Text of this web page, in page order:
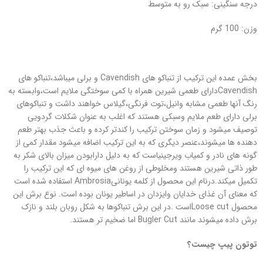
درجه سنگینی: سبک رو به متوسط
وزن: 100 گرم
بخش عمده این ترکیب از تنباکو های Cavendish و برلی میباشد،تنباکو های
Cavendishدارای طعمی شیرین همراه با کمی سوختگی ملایم است،وابسته به
رنگ آنها طعمی مشابه وانیل،توت فرنگی،گیلاس خواهند داشت و تنباکوهای
برلی دارای طعم ملایم وسبکی هستند که اغلب به عنوان شکلات گردویی
توصیف میشود و زمان سوختن ترکیب را کندتر کرده و باعث جذب بهتر طعم
دهنده ها میشوند،عنصر دیگری که به این ترکیب اضافه میشود مقدار کمی از
گونه های نادر و کمیاب ویرجینیاست که به دلیل دارابودن میزان بالای شکر به
طور ذاتی شیرین هستند ومخلوطی از روغن های میوه ای که این ترکیب را
تکمیل میکند.درنام این محصول از کلمه یونانیAmbrosia استفاده شده است
که معنای آن غذای خدایان وایزدان در اساطیر یونان بوده است. نوع برش این
محصول Loose cutاست .در این برش تنباکوها به شکل روبان بلند و نازک
برش داده میشوند مانند Bugler Cut اما ضخیم تر هستند.
توتون پیپ چیست؟